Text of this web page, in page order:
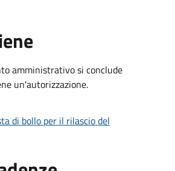
amministrativo si conclude
un'autorizzazione.
di bollo per il rilascio del